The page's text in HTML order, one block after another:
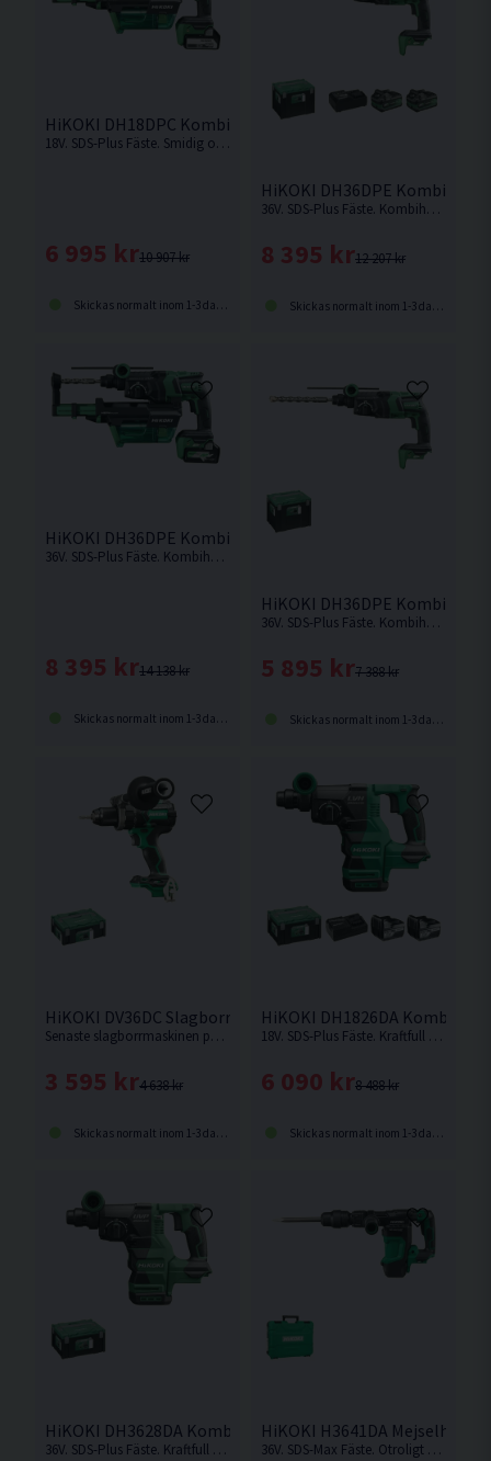
HiKOKI DH18DPC Kombihammare 18V Med Dammkassett
18V. SDS-Plus Fäste. Smidig och kompakt kombihammare som är enkel att hantera med pistolgrepp.
10 907 kr
6 995 kr
Skickas normalt inom 1-3 dagar
HiKOKI DH36DPE
36V. SDS-Plus Fäste. Kombihammare med hög borr- och mejslingshastighet.
12 207 kr
8 395 kr
Skickas normalt inom 1-3 dagar
HiKOKI DH36DPE Kombihammare Med Dammkassett 36V
36V. SDS-Plus Fäste. Kombihammare med hög borr- och mejslingshastighet.
14 138 kr
8 395 kr
Skickas normalt inom 1-3 dagar
HiKOKI DH36DPE
36V. SDS-Plus Fäste. Kombihammare med hög borr- och mejslingshastighet. Levereras utan batteri och laddare.
7 388 kr
5 895 kr
Skickas normalt inom 1-3 dagar
HiKOKI DV36DC Slagborrmaskin 36V
Senaste slagborrmaskinen på 36V från HiKOKI, Ersättaren till DV36DA. Otroligt vridstark maskin på hela 155Nm! Levereras utan batteri och laddare.
4 638 kr
3 595 kr
Skickas normalt inom 1-3 dagar
HiKOKI DH1826DA
18V. SDS-Plus Fäste. Kraftfull & kolborstfri kombihammare med hög effekt och borr-/mejslingshastighet.
8 488 kr
6 090 kr
Skickas normalt inom 1-3 dagar
HiKOKI DH3628DA Kombihammare 36V
36V. SDS-Plus Fäste. Kraftfull med hög effekt och borr-/mejslingshastighet. Levereras utan batteri och laddare.
HiKOKI H3641DA
36V. SDS-Max Fäste. Otroligt stark batteridriven mejselhammare från HiKOKI som kan jämnföras med en nätdriven. Levererar hela 10,0 Joule. Levereras utan batteri & laddare.